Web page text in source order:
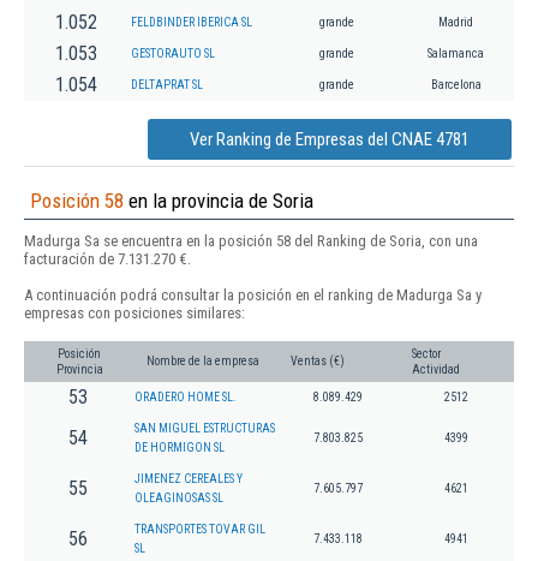
1.052 FELDBINDER IBERICA SL grande Madrid
1.053 GESTORAUTO SL grande Salamanca
1.054 DELTAPRAT SL grande Barcelona
Ver Ranking de Empresas del CNAE 4781
Posición 58 en la provincia de Soria
Madurga Sa se encuentra en la posición 58 del Ranking de Soria, con una
facturación de 7.131.270 €.
A continuación podrá consultar la posición en el ranking de Madurga Sa y
empresas con posiciones similares:
Posición
Provincia
Nombre de la empresa Ventas (€)
Sector
Actividad
53 ORADERO HOME SL. 8.089.429 2512
54
SAN MIGUEL ESTRUCTURAS
DE HORMIGON SL
7.803.825 4399
55
JIMENEZ CEREALES Y
OLEAGINOSAS SL
7.605.797 4621
56
TRANSPORTES TOVAR GIL
SL
7.433.118 4941